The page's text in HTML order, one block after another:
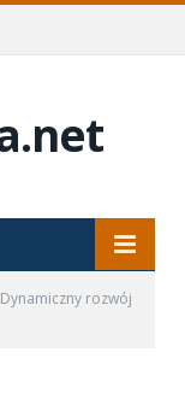
Dynamiczny rozwój